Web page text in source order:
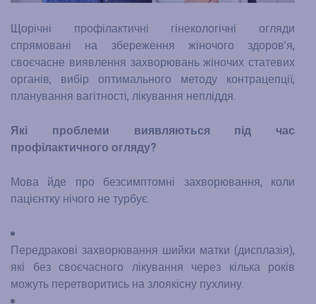
Щорічні профілактичні гінекологічні огляди
спрямовані на збереження жіночого здоров’я,
своєчасне виявлення захворювань жіночих статевих
органів, вибір оптимального методу контрацепції,
планування вагітності, лікування непліддя.
Які проблеми виявляються під час
профілактичного огляду?
Мова йде про безсимптомні захворювання, коли
пацієнтку нічого не турбує.
Передракові захворювання шийки матки (дисплазія),
які без своєчасного лікування через кілька років
можуть перетворитись на злоякісну пухлину.